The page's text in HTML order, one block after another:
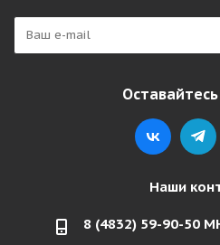
Оставайтесь
Наши
8 (4832) 59-90-50